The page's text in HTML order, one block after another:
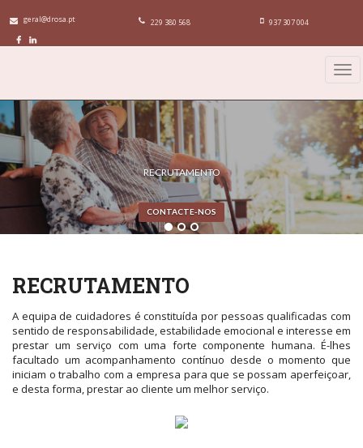
geral@drosa.pt 229 380 568 937 307 004
RECRUTAMENTO
CONTACTE-NOS
RECRUTAMENTO
A equipa de cuidadores é constituída por pessoas qualificadas com
sentido de responsabilidade, estabilidade emocional e interesse em
prestar um serviço com uma forte componente humana. É-lhes
facultado um acompanhamento contínuo desde o momento que
iniciam o trabalho com a empresa para que se possam aperfeiçoar,
e desta forma, prestar ao cliente um melhor serviço.